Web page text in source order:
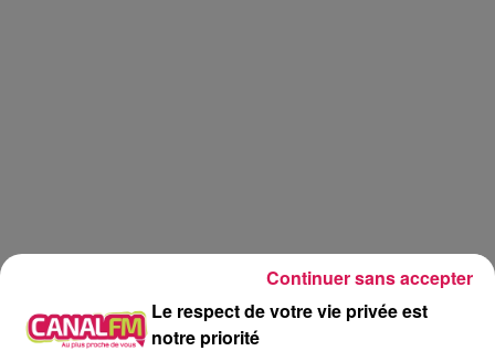
Le respect de votre vie privée est
notre priorité
Continuer sans accepter